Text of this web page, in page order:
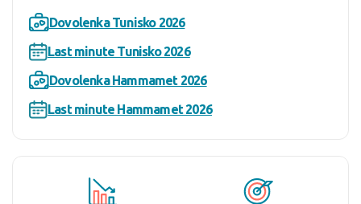
Dovolenka Tunisko 2026
Last minute Tunisko 2026
Dovolenka Hammamet 2026
Last minute Hammamet 2026